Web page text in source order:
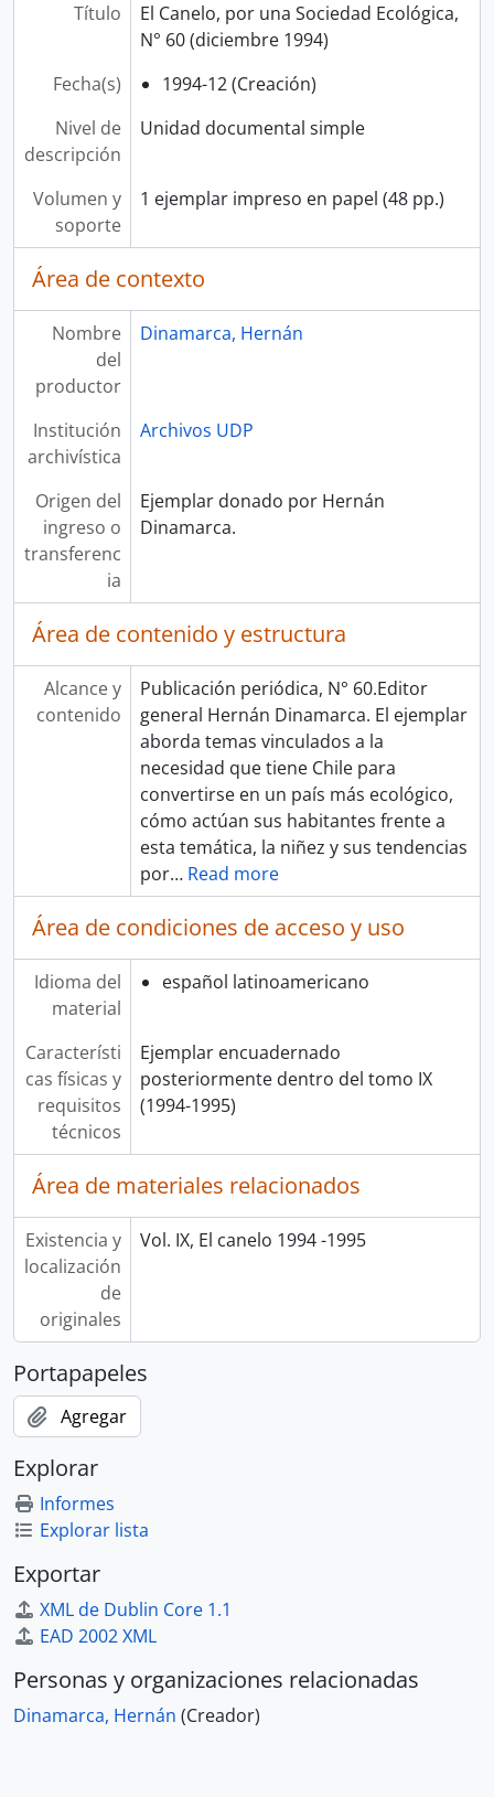
Título
El Canelo, por una Sociedad Ecológica,
N° 60 (diciembre 1994)
Fecha(s)
1994-12 (Creación)
Nivel de
descripción
Unidad documental simple
Volumen y
soporte
1 ejemplar impreso en papel (48 pp.)
Área de contexto
Nombre
del
productor
Dinamarca, Hernán
Institución
archivística
Archivos UDP
Origen del
ingreso o
transferenc
ia
Ejemplar donado por Hernán
Dinamarca.
Área de contenido y estructura
Alcance y
contenido
Publicación periódica, N° 60.Editor
general Hernán Dinamarca. El ejemplar
aborda temas vinculados a la
necesidad que tiene Chile para
convertirse en un país más ecológico,
cómo actúan sus habitantes frente a
esta temática, la niñez y sus tendencias
por… Read more
Área de condiciones de acceso y uso
Idioma del
material
español latinoamericano
Característi
cas físicas y
requisitos
técnicos
Ejemplar encuadernado
posteriormente dentro del tomo IX
(1994-1995)
Área de materiales relacionados
Existencia y
localización
de
originales
Vol. IX, El canelo 1994 -1995
Portapapeles
Agregar
Explorar
Informes
Explorar lista
Exportar
XML de Dublin Core 1.1
EAD 2002 XML
Personas y organizaciones relacionadas
Dinamarca, Hernán (Creador)